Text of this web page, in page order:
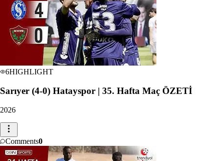
6HIGHLIGHT
Sarıyer (4-0) Hatayspor | 35. Hafta Maç ÖZETİ
2026
Comments0